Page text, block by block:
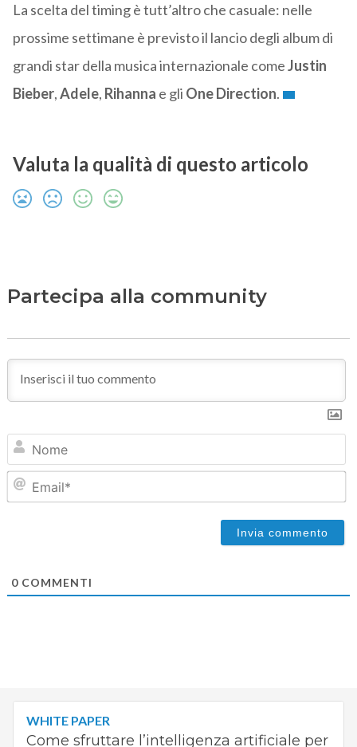
La scelta del timing è tutt’altro che casuale: nelle
prossime settimane è previsto il lancio degli album di
grandi star della musica internazionale comeJustin
Bieber,Adele, Rihanna e gli OneDirection.
Valuta la qualità di questo articolo
Partecipa alla community
0COMMENTI
WHITE PAPER
Come sfruttare l’intelligenza artificiale per